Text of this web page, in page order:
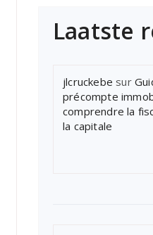
Laatste
jlcruckebe sur
précompte
comprendre la
la capitale